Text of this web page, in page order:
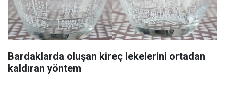
Bardaklarda oluşan kireç lekelerini ortadan
kaldıran yöntem